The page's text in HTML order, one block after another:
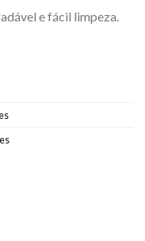
e fácil limpeza.